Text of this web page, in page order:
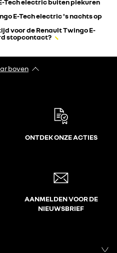
Tech electric buiten piekuren
E-Tech electric 's nachts op
voor de Renault Twingo E-
stopcontact?
boven
ONTDEK ONZE ACTIES
AANMELDEN VOOR DE
NIEUWSBRIEF